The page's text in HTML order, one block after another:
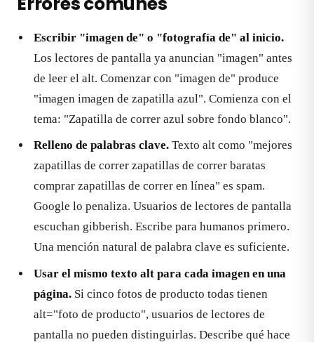
Escribir "imagen de" o "fotografía de" al inicio.
Los lectores de pantalla ya anuncian "imagen" antes
de leer el alt. Comenzar con "imagen de" produce
"imagen imagen de zapatilla azul". Comienza con el
tema: "Zapatilla de correr azul sobre fondo blanco".
Relleno de palabras clave. Texto alt como "mejores
zapatillas de correr zapatillas de correr baratas
comprar zapatillas de correr en línea" es spam.
Google lo penaliza. Usuarios de lectores de pantalla
escuchan gibberish. Escribe para humanos primero.
Una mención natural de palabra clave es suficiente.
Usar el mismo texto alt para cada imagen en una
página. Si cinco fotos de producto todas tienen
alt="foto de producto", usuarios de lectores de
pantalla no pueden distinguirlas. Describe qué hace